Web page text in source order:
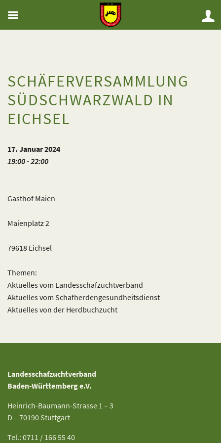
SCHÄFERVERSAMMLUNG
SÜDSCHWARZWALD IN
EICHSEL
17. Januar 2024
19:00 - 22:00
Gasthof Maien
Maienplatz 2
79618 Eichsel
Themen:
Aktuelles vom Landesschafzuchtverband
Aktuelles vom Schafherdengesundheitsdienst
Aktuelles von der Herdbuchzucht
Landesschafzuchtverband
Baden-Württemberg e.V.
Heinrich-Baumann-Strasse 1 – 3
D – 70190 Stuttgart
Tel.: 0711 / 166 55 40